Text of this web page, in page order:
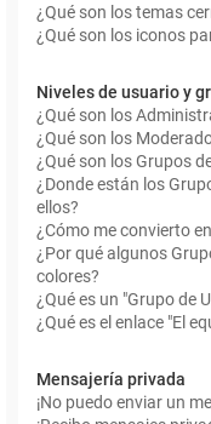
¿Qué son los temas
¿Qué son los iconos
Niveles de usuario y
¿Qué son los
¿Qué son los
¿Qué son los Grupos
¿Donde están los
ellos?
¿Cómo me convierto
¿Por qué algunos
colores?
¿Qué es un "Grupo de
¿Qué es el enlace "El
Mensajería privada
¡No puedo enviar un